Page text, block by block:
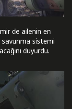
de ailenin en
sistemi
duyurdu.